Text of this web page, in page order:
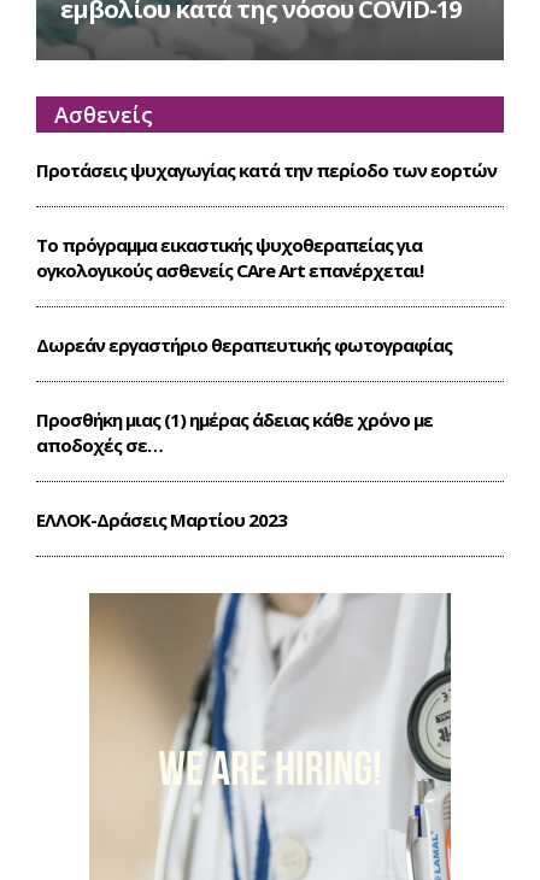
εμβολίου κατά της νόσου COVID-19
Ασθενείς
Προτάσεις ψυχαγωγίας κατά την περίοδο των εορτών
Το πρόγραμμα εικαστικής ψυχοθεραπείας για
ογκολογικούς ασθενείς CΑre Art επανέρχεται!
Δωρεάν εργαστήριο θεραπευτικής φωτογραφίας
Προσθήκη μιας (1) ημέρας άδειας κάθε χρόνο με
αποδοχές σε…
ΕΛΛΟΚ-Δράσεις Mαρτίου 2023